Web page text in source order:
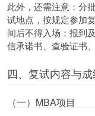
此外，还需注意：分
试地点，按规定参加
间后不得入场；报到
信承诺书、查验证书、
四、复试内容与
（一）MBA项目